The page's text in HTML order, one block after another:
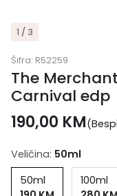
1 / 3
Šifra: R52259
The
Carnival edp
190,00 KM
Veličina: 50ml
50ml
100ml